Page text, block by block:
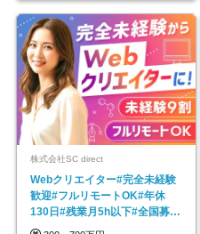
株式会社SC direct
Webクリエイター#完全未経験
歓迎#フルリモートOK#年休
130日#残業月5h以下#全国募集
#最大1年の研修